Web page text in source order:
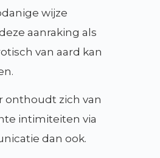
wijze
aanraking als
van aard kan
onthoudt zich van
intimiteiten via
dan ook.